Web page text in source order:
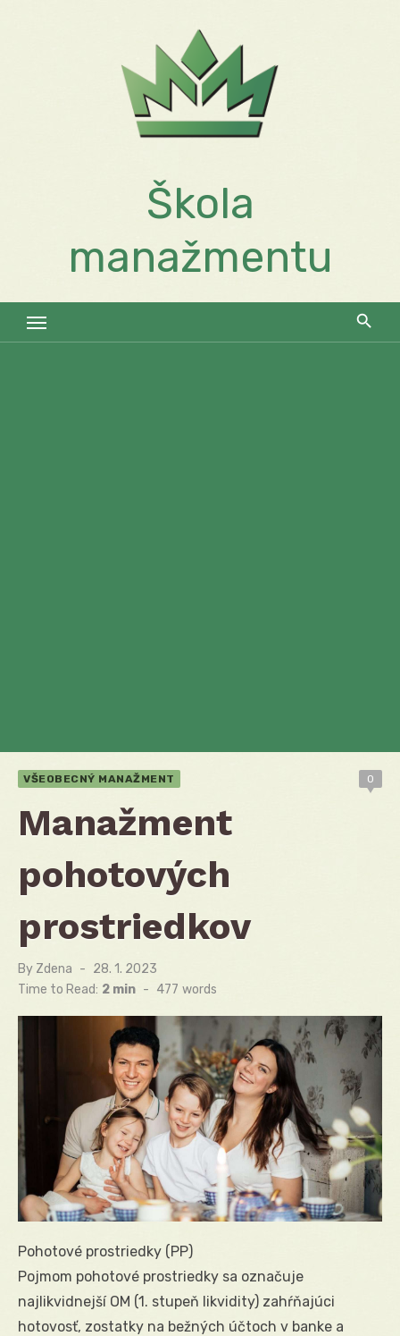
Škola
manažmentu
VŠEOBECNÝ MANAŽMENT 0
Manažment
pohotových
prostriedkov
By Zdena
Posted
on
28. 1. 2023
Time to Read: 2 min - 477 words
Pohotové prostriedky (PP)
Pojmom pohotové prostriedky sa označuje
najlikvidnejší OM (1. stupeň likvidity) zahŕňajúci
hotovosť, zostatky na bežných účtoch v banke a